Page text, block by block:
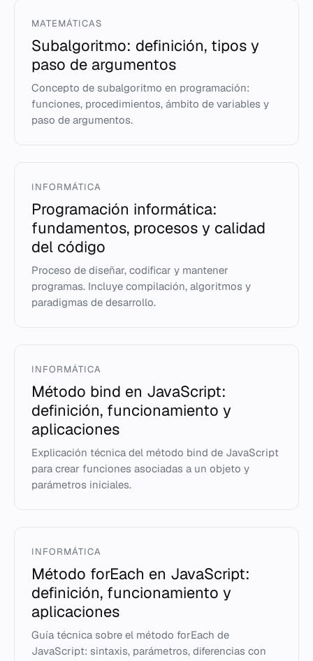
MATEMÁTICAS
Subalgoritmo: definición, tipos y
paso de argumentos
Concepto de subalgoritmo en programación:
funciones, procedimientos, ámbito de variables y
paso de argumentos.
INFORMÁTICA
Programación informática:
fundamentos, procesos y calidad
del código
Proceso de diseñar, codificar y mantener
programas. Incluye compilación, algoritmos y
paradigmas de desarrollo.
INFORMÁTICA
Método bind en JavaScript:
definición, funcionamiento y
aplicaciones
Explicación técnica del método bind de JavaScript
para crear funciones asociadas a un objeto y
parámetros iniciales.
INFORMÁTICA
Método forEach en JavaScript:
definición, funcionamiento y
aplicaciones
Guía técnica sobre el método forEach de
JavaScript: sintaxis, parámetros, diferencias con